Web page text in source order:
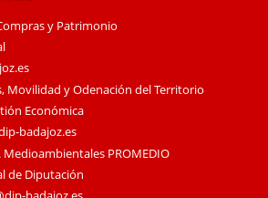
y Patrimonio
Movilidad y Odenación del Territorio
Económica
badajoz.es
PROMEDIO
de Diputación